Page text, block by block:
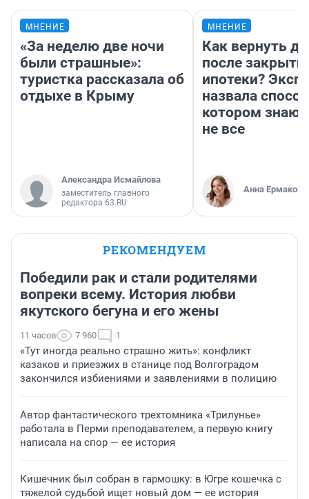
МНЕНИЕ
«За неделю две ночи
были страшные»:
туристка рассказала об
отдыхе в Крыму
Александра Исмайлова
заместитель главного
редактора 63.RU
МНЕНИЕ
Как вернуть
после
ипотеки?
назвала
котором
не все
Анна Ермакова
РЕКОМЕНДУЕМ
Победили рак и стали родителями
вопреки всему. История любви
якутского бегуна и его жены
11 часов 7 960 1
«Тут иногда реально страшно жить»: конфликт
казаков и приезжих в станице под Волгоградом
закончился избиениями и заявлениями в полицию
Автор фантастического трехтомника «Трилунье»
работала в Перми преподавателем, а первую книгу
написала на спор — ее история
Кишечник был собран в гармошку: в Югре кошечка с
тяжелой судьбой ищет новый дом — ее история